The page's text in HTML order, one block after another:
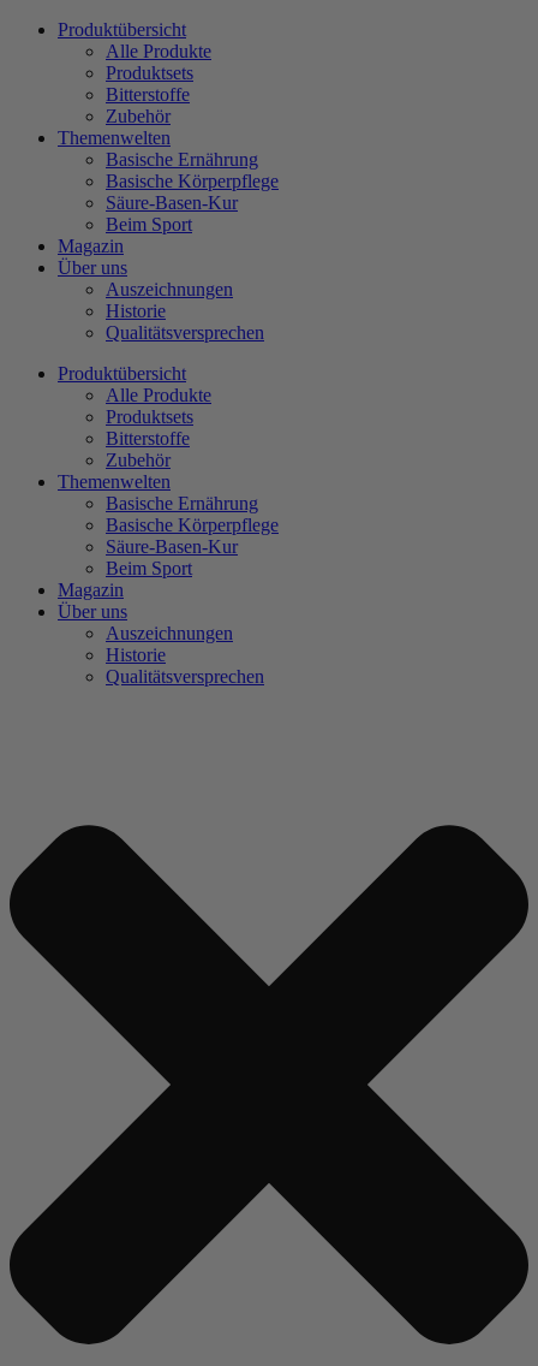
Zum
Produktübersicht
Alle Produkte
Produktsets
Bitterstoffe
Zubehör
Themenwelten
Basische Ernährung
Basische Körperpflege
Säure-Basen-Kur
Beim Sport
Magazin
Über uns
Auszeichnungen
Historie
Qualitätsversprechen
Produktübersicht
Alle Produkte
Produktsets
Bitterstoffe
Zubehör
Themenwelten
Basische Ernährung
Basische Körperpflege
Säure-Basen-Kur
Beim Sport
Magazin
Über uns
Auszeichnungen
Historie
Qualitätsversprechen